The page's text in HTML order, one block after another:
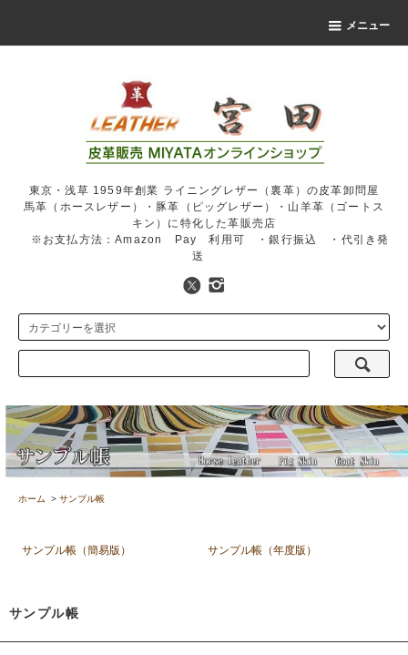
メニュー
東京・浅草 1959年創業 ライニングレザー（裏革）の皮革卸問屋
馬革（ホースレザー）・豚革（ピッグレザー）・山羊革（ゴートス
キン）に特化した革販売店
※お支払方法：Amazon Pay 利用可 ・銀行振込 ・代引き発
送
ホーム > サンプル帳
サンプル帳（簡易版） サンプル帳（年度版）
サンプル帳